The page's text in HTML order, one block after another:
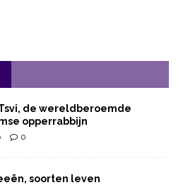
de wereldberoemde
opperrabbijn
0
soorten leven